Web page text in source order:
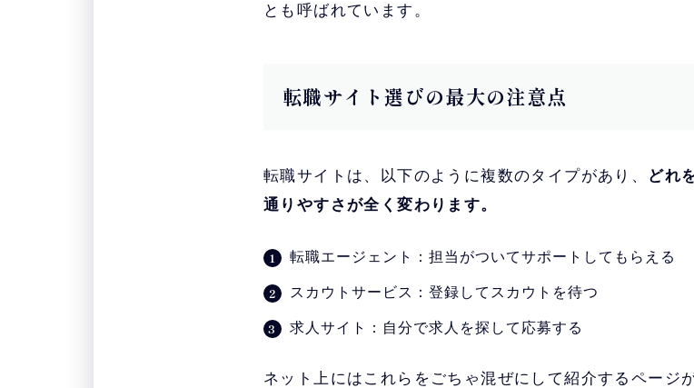
・
エンジニアや営業職のサポー
パソナキャリア
半数以上の求人が年収800万
職に強い
LHH転職エージェント
資系の転職に強い
・
JACリクルートメント
ハイクラスの転職で真っ先
上は登録必須
とも呼ばれています。
転職サイト選びの最大の注意点
転職サイトは、以下のように複数のタイプがあり、 どれ
通りやすさが全く変わります。
転職エージェント：担当がついてサポートしてもらえる
スカウトサービス：登録してスカウトを待つ
求人サイト：自分で求人を探して応募する
ネット上にはこれらをごちゃ混ぜにして紹介するページ